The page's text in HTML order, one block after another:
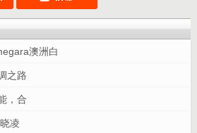
澳洲白
之路
，合
凌